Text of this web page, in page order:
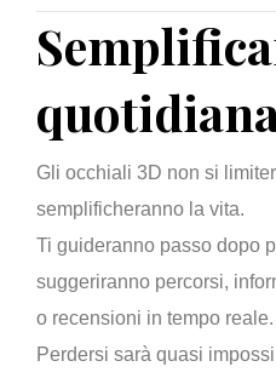
Gli occhiali 3D non si
semplificheranno la vita.
Ti guideranno passo dopo
suggeriranno percorsi,
o recensioni in tempo reale.
Perdersi sarà quasi